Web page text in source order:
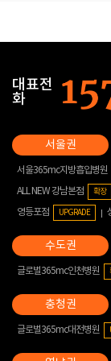
대표전
화
서울365mc지방흡입병원
ALL NEW 강남본점 확장
영등포점
UPGRADE
글로벌365mc인천병원
글로벌365mc대전병원